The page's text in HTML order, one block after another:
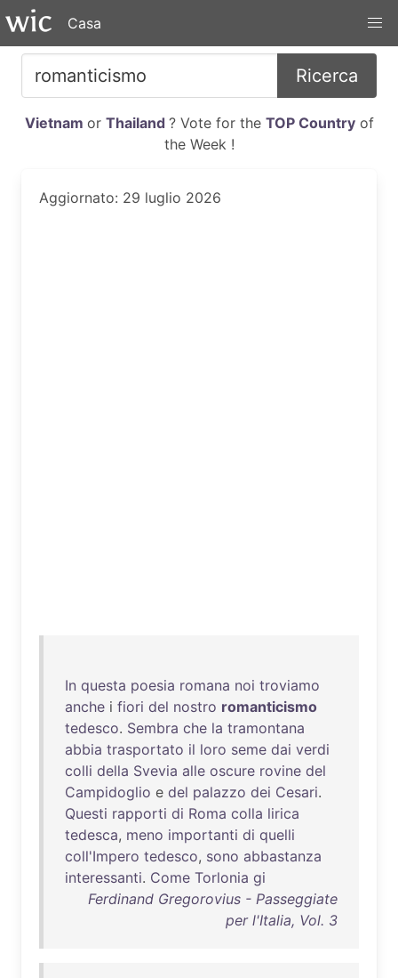
Casa
Ricerca
Vietnam or Thailand ? Vote for the TOP Countryof
the Week !
Aggiornato: 29 luglio 2026
In questa poesia romana noi troviamo
anche i fiori del nostro romanticismo
tedesco. Sembra che la tramontana
abbia trasportato il loro seme dai verdi
colli della Svevia alle oscure rovine del
Campidoglio e del palazzo dei Cesari.
Questi rapporti di Roma colla lirica
tedesca, meno importanti di quelli
coll'Impero tedesco, sono abbastanza
interessanti. Come Torlonia gi
Ferdinand Gregorovius - Passeggiate
per l'Italia, Vol. 3